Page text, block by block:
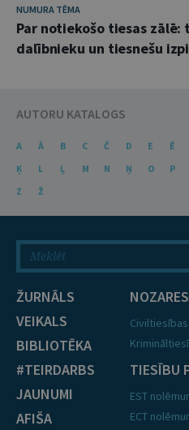
NUMURA TĒMA
Par notiekošo tiesas
dalībnieku un tiesnešu
AUTORU KATALOGS
A Ā B C Č D E Ē
Ķ
L Ļ M N Ņ O P
Z
Ž
ŽURNĀLS
VEIKALS
BIBLIOTĒKA
#TEIRDARBS
JAUNUMI
AFIŠA
NOZARES
Civiltiesības
TIESĪBU
EST
ECT